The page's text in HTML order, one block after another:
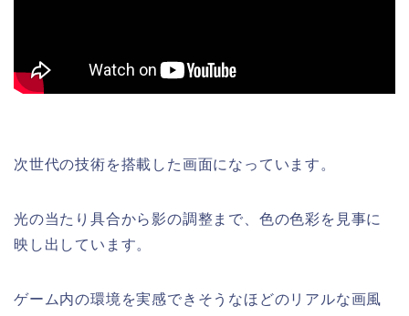
次世代の技術を搭載した画面になっています。
光の当たり具合から影の調整まで、色の色彩を見事に
映し出しています。
ゲーム内の環境を実感できそうなほどのリアルな画風